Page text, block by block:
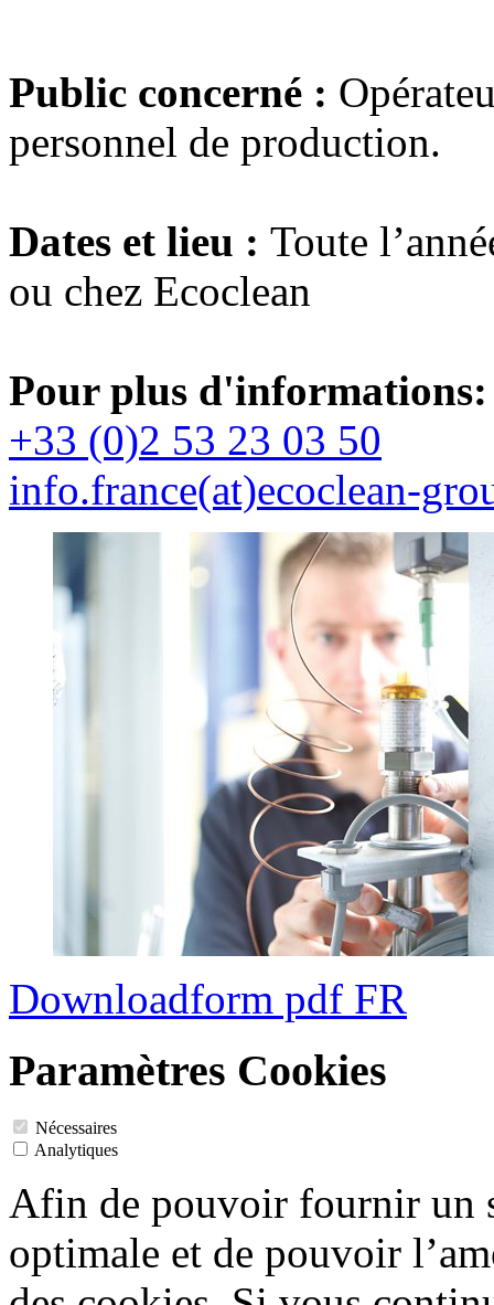
Public concerné :
personnel de production.
Dates et lieu : Toute
ou chez Ecoclean
Pour plus d'informations:
+33 (0)2 53 23 03 50
info.france(at)ecoclean-
Downloadform pdf FR
Paramètres Cookies
Nécessaires
Analytiques
Afin de pouvoir fournir un
optimale et de pouvoir